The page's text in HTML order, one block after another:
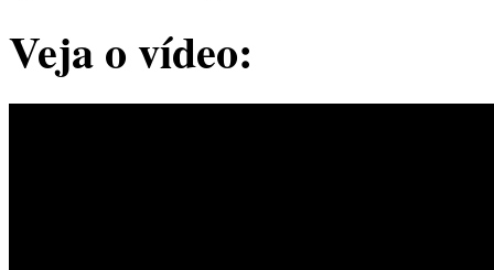
Veja o vídeo: